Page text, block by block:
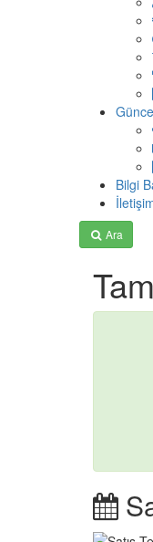
Bilgi
Ara